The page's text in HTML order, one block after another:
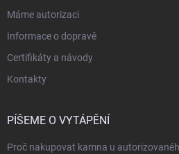
Máme autorizaci
Informace o dopravě
Certifikáty a návody
Kontakty
PÍŠEME O VYTÁPĚNÍ
Proč nakupovat kamna u